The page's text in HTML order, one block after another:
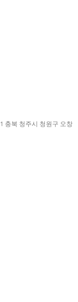
충북 청주시 청원구 오창